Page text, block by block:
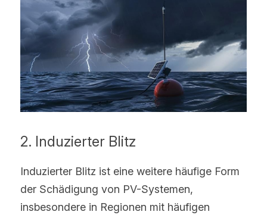
2. Induzierter Blitz
Induzierter Blitz ist eine weitere häufige Form
der Schädigung von PV-Systemen,
insbesondere in Regionen mit häufigen